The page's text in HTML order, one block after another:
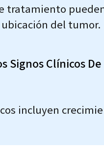
tratamiento
del tumor.
Signos Clínicos
incluyen